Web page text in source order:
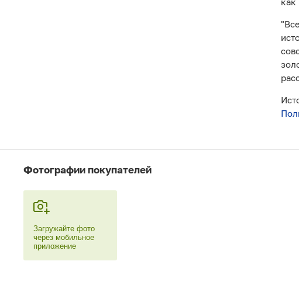
Фотографии покупателей
Загружайте фото
через мобильное
приложение